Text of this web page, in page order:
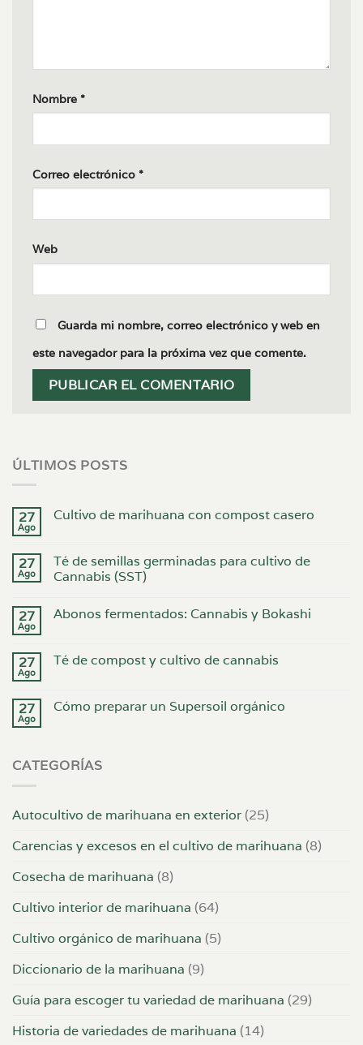
Nombre *
Correo electrónico *
Web
Guarda mi nombre, correo electrónico y web en
este navegador para la próxima vez que comente.
ÚLTIMOS POSTS
27
Ago
Cultivo de marihuana con compost casero
27
Ago
Té de semillas germinadas para cultivo de
Cannabis (SST)
27
Ago
Abonos fermentados: Cannabis y Bokashi
27
Ago
Té de compost y cultivo de cannabis
27
Ago
Cómo preparar un Supersoil orgánico
CATEGORÍAS
Autocultivo de marihuana en exterior (25)
Carencias y excesos en el cultivo de marihuana (8)
Cosecha de marihuana (8)
Cultivo interior de marihuana (64)
Cultivo orgánico de marihuana (5)
Diccionario de la marihuana (9)
Guía para escoger tu variedad de marihuana (29)
Historia de variedades de marihuana (14)